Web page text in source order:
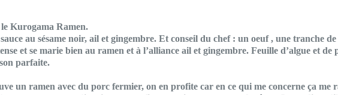
le Kurogama Ramen.
au sésame noir, ail et gingembre. Et conseil du chef : un oeuf , une tranche
et se marie bien au ramen et à l’alliance ail et gingembre. Feuille d’algue et de
parfaite.
un ramen avec du porc fermier, on en profite car en ce qui me concerne ça me